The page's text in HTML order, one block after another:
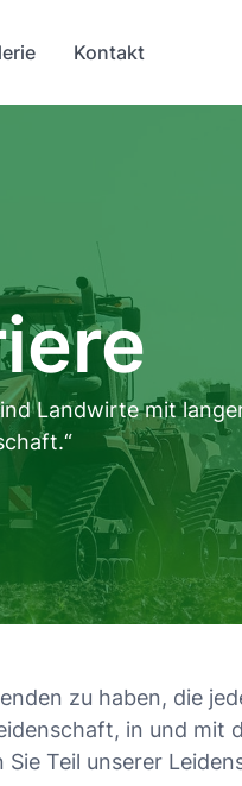
Kontakt
Landwirte mit
zu haben, die
in und mit
Teil unserer